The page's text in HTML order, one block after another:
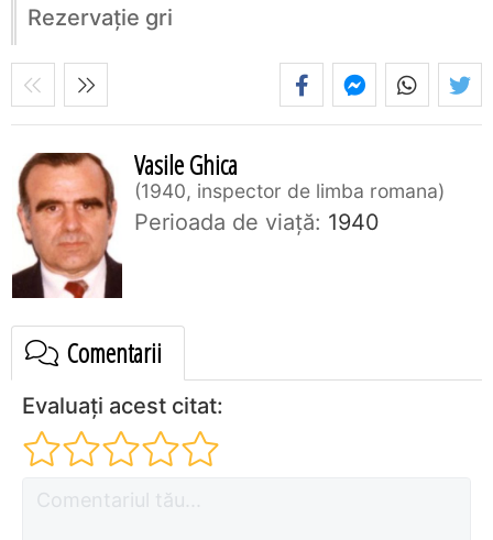
Rezervaţie gri
Vasile Ghica
1940, inspector de limba romana
Perioada de viaţă: 1940
Comentarii
Evaluați acest citat: